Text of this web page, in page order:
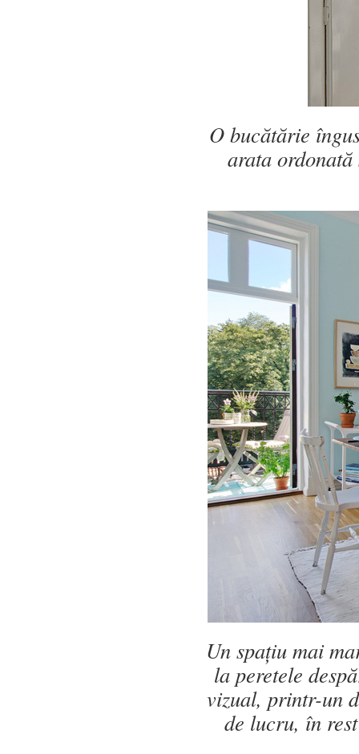
O bucătărie
arata
Un spațiu mai
la peretele
vizual, printr-un
de lucru, în